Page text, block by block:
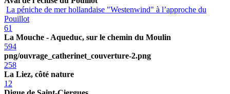
La péniche de mer hollandaise "Westenwind" à l’approche du
Pouillot
61
La Mouche - Aqueduc, sur le chemin du Moulin
594
png/ouvrage_catherinet_couverture-2.png
258
La Liez, côté nature
12